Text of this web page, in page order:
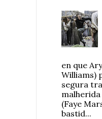
en que
Williams)
segura
(Faye
bastid...